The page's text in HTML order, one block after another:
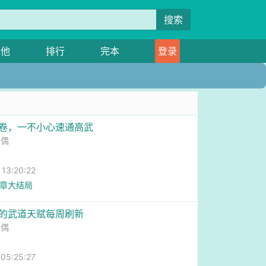
搜索
排行 完本 登录
，一不小心速通高武
大结局
武道天赋每周刷新